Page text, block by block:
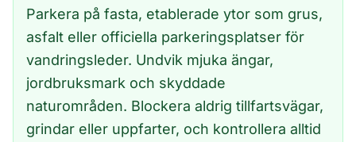
Parkera på fasta, etablerade ytor som grus,
asfalt eller officiella parkeringsplatser för
vandringsleder. Undvik mjuka ängar,
jordbruksmark och skyddade
naturområden. Blockera aldrig tillfartsvägar,
grindar eller uppfarter, och kontrollera alltid